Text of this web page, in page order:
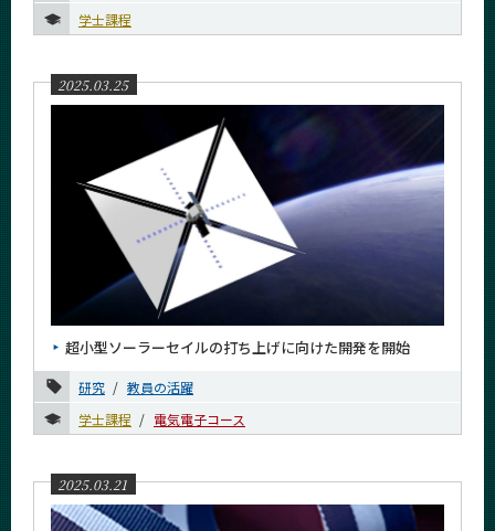
学士課程
2025.03.25
超小型ソーラーセイルの打ち上げに向けた開発を開始
研究
教員の活躍
学士課程
電気電子コース
2025.03.21